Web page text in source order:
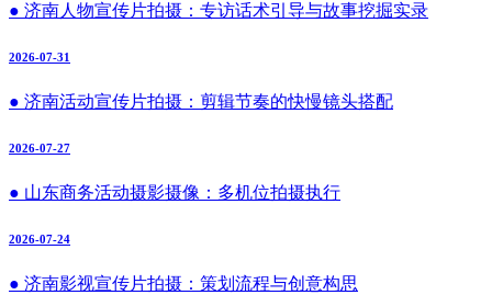
● 济南人物宣传片拍摄：专访话术引导与故事挖掘实录
2026-07-31
● 济南活动宣传片拍摄：剪辑节奏的快慢镜头搭配
2026-07-27
● 山东商务活动摄影摄像：多机位拍摄执行
2026-07-24
● 济南影视宣传片拍摄：策划流程与创意构思